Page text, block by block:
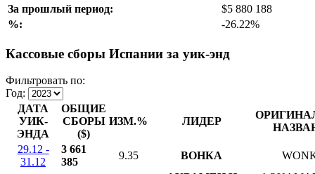
За прошлый период:
$5 880 188
%:
-26.22%
Кассовые сборы Испании за уик-энд
Фильтровать по:
Год:
ДАТА
УИК-
ЭНДА
ОБЩИЕ
СБОРЫ
($)
ИЗМ.% ЛИДЕР
29.12 -
31.12
3 661
385
9.35 ВОНКА